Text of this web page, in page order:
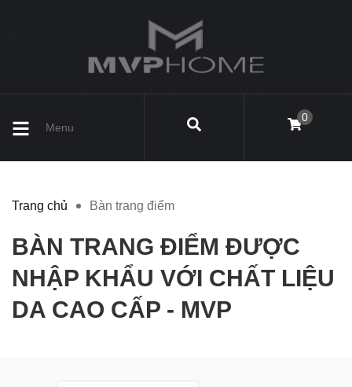
Menu
0
Trang chủ Bàn trang điểm
BÀN TRANG ĐIỂM ĐƯỢC
NHẬP KHẨU VỚI CHẤT LIỆU
DA CAO CẤP - MVP